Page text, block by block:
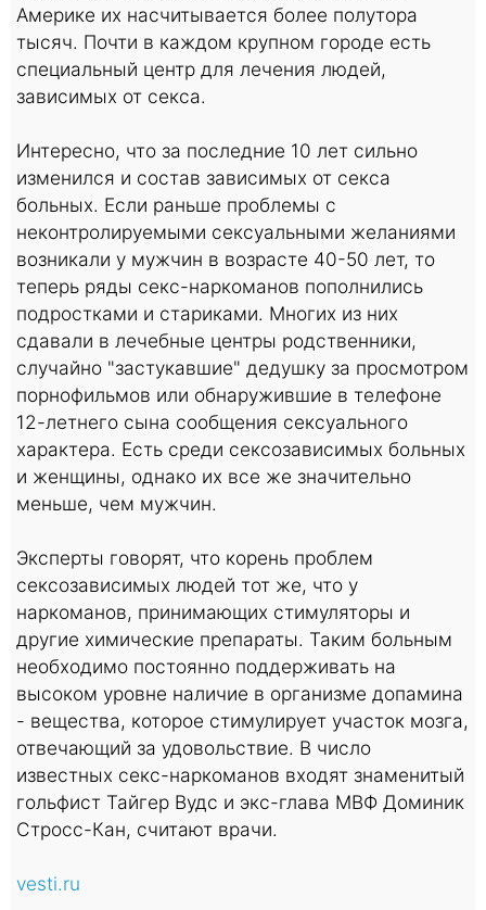
Америке их насчитывается более полутора
тысяч. Почти в каждом крупном городе есть
специальный центр для лечения людей,
зависимых от секса.
Интересно, что за последние 10 лет сильно
изменился и состав зависимых от секса
больных. Если раньше проблемы с
неконтролируемыми сексуальными желаниями
возникали у мужчин в возрасте 40-50 лет, то
теперь ряды секс-наркоманов пополнились
подростками и стариками. Многих из них
сдавали в лечебные центры родственники,
случайно "застукавшие" дедушку за просмотром
порнофильмов или обнаружившие в телефоне
12-летнего сына сообщения сексуального
характера. Есть среди сексозависимых больных
и женщины, однако их все же значительно
меньше, чем мужчин.
Эксперты говорят, что корень проблем
сексозависимых людей тот же, что у
наркоманов, принимающих стимуляторы и
другие химические препараты. Таким больным
необходимо постоянно поддерживать на
высоком уровне наличие в организме допамина
- вещества, которое стимулирует участок мозга,
отвечающий за удовольствие. В число
известных секс-наркоманов входят знаменитый
гольфист Тайгер Вудс и экс-глава МВФ Доминик
Стросс-Кан, считают врачи.
vesti.ru